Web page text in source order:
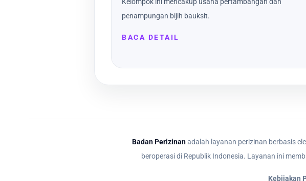
Kelompok ini mencakup usaha pertambangan dan
penampungan bijih bauksit.
BACA DETAIL
Badan Perizinanadalah layanan perizinan berbasis
beroperasi di Republik Indonesia. Layanan ini
Kebijakan